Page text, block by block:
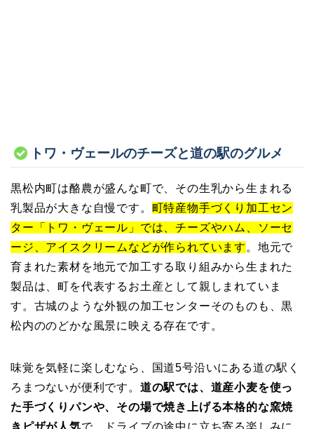
トワ・ヴェールのチーズと道の駅のグルメ
黒松内町は酪農が盛んな町で、その生乳から生まれる
乳製品が大きな自慢です。 町特産物手づくり加工セン
ター「トワ・ヴェール」では、チーズやハム、ソーセ
ージ、アイスクリームなどが作られています 。地元で
育まれた素材を地元で加工する取り組みから生まれた
製品は、町を代表するお土産として親しまれていま
す。古城のような外観の加工センターそのものも、黒
松内ののどかな風景に映える存在です。
味覚を気軽に楽しむなら、国道5号沿いにある道の駅く
ろまつないが便利です。 道の駅では、道産小麦を使っ
た手づくりパンや、その場で焼き上げる本格的な窯焼
きピザが人気で、ドライブの途中に立ち寄る楽しみに